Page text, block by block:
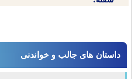
داستان های جالب و خواندنی